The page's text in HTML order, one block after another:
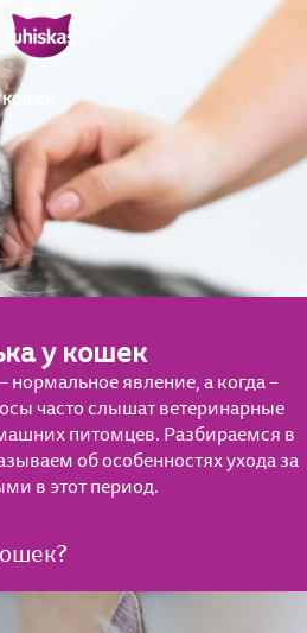
у кошек
нормальное явление, а когда –
часто слышат ветеринарные
питомцев. Разбираемся в
об особенностях ухода за
в этот период.